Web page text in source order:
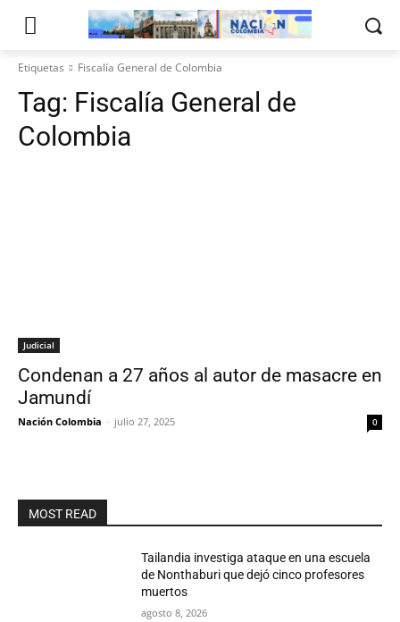
Etiquetas Fiscalía General de Colombia
Tag: Fiscalía General de
Colombia
Judicial
Condenan a 27 años al autor de masacre en
Jamundí
Nación Colombia - julio 27, 2025 0
MOST READ
Tailandia investiga ataque en una escuela
de Nonthaburi que dejó cinco profesores
muertos
agosto 8, 2026